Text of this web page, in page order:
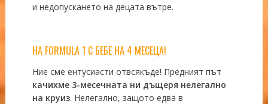
и недопускането на децата вътре.
НА FORMULA 1 С БЕБЕ НА 4 МЕСЕЦА!
Ние сме ентусиасти отвсякъде! Предният път
качихме 3-месечната ни дъщеря нелегално
на круиз. Нелегално, защото едва в